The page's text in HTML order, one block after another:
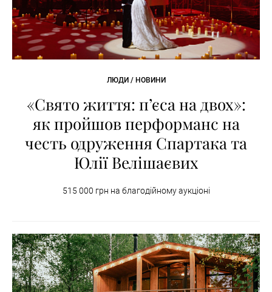
ЛЮДИ / НОВИНИ
«Свято життя: п’єса на двох»:
як пройшов перформанс на
честь одруження Спартака та
Юлії Велішаєвих
515 000 грн на благодійному аукціоні